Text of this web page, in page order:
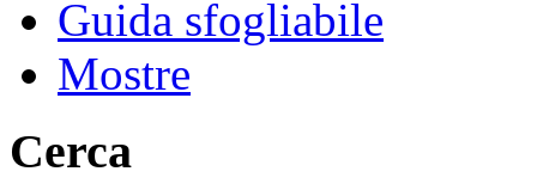
Guida sfogliabile
Mostre
Cerca